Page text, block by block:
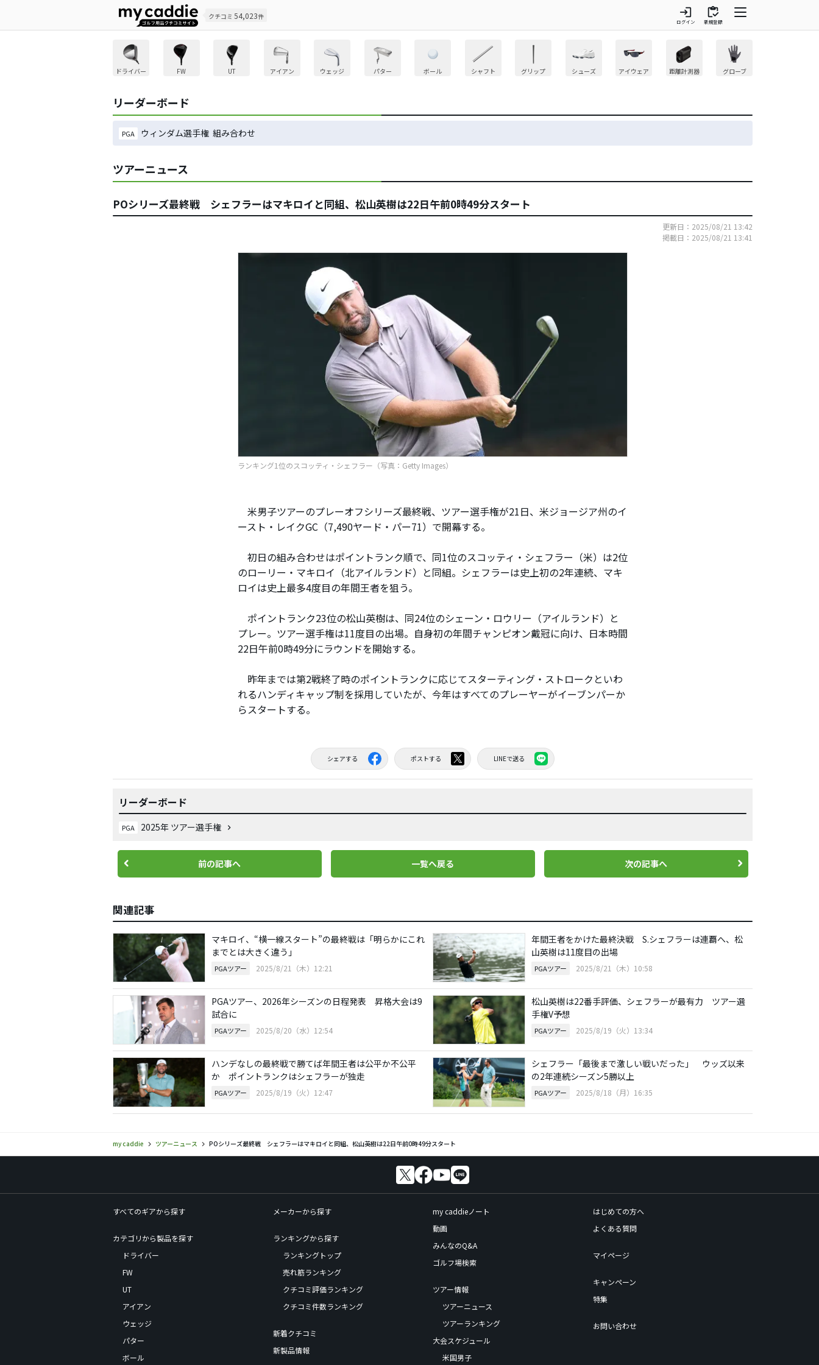
クチコミ 54,023件 login
ログイン
inventory
新規登録
ドライバー FW UT アイアン ウェッジ パター ボール シャフト グリップ シューズ アイウェア 距離計測器 グローブ
リーダーボード
PGA ウィンダム選手権 組み合わせ
ツアーニュース
POシリーズ最終戦 シェフラーはマキロイと同組、松山英樹は22日午前0時49分スタート
更新日：2025/08/21 13:42
掲載日：2025/08/21 13:41
ランキング1位のスコッティ・シェフラー（写真：Getty Images）
米男子ツアーのプレーオフシリーズ最終戦、ツアー選手権が21日、米ジョージア州のイ
ースト・レイクGC（7,490ヤード・パー71）で開幕する。
初日の組み合わせはポイントランク順で、同1位のスコッティ・シェフラー（米）は2位
のローリー・マキロイ（北アイルランド）と同組。シェフラーは史上初の2年連続、マキ
ロイは史上最多4度目の年間王者を狙う。
ポイントランク23位の松山英樹は、同24位のシェーン・ロウリー（アイルランド）と
プレー。ツアー選手権は11度目の出場。自身初の年間チャンピオン戴冠に向け、日本時間
22日午前0時49分にラウンドを開始する。
昨年までは第2戦終了時のポイントランクに応じてスターティング・ストロークといわ
れるハンディキャップ制を採用していたが、今年はすべてのプレーヤーがイーブンパーか
らスタートする。
シェアする ポストする LINEで送る
リーダーボード
PGA 2025年 ツアー選手権
前の記事へ 一覧へ戻る 次の記事へ
関連記事
マキロイ、“横一線スタート”の最終戦は「明らかにこれ
までとは大きく違う」
PGAツアー 2025/8/21（木）12:21
年間王者をかけた最終決戦 S.シェフラーは連覇へ、松
山英樹は11度目の出場
PGAツアー 2025/8/21（木）10:58
PGAツアー、2026年シーズンの日程発表 昇格大会は9
試合に
PGAツアー 2025/8/20（水）12:54
松山英樹は22番手評価、シェフラーが最有力 ツアー選
手権V予想
PGAツアー 2025/8/19（火）13:34
ハンデなしの最終戦で勝てば年間王者は公平か不公平
か ポイントランクはシェフラーが独走
PGAツアー 2025/8/19（火）12:47
シェフラー「最後まで激しい戦いだった」 ウッズ以来
の2年連続シーズン5勝以上
PGAツアー 2025/8/18（月）16:35
my caddie ツアーニュース POシリーズ最終戦 シェフラーはマキロイと同組、松山英樹は22日午前0時49分スタート
すべてのギアから探す
カテゴリから製品を探す
ドライバー
FW
UT
アイアン
ウェッジ
パター
ボール
メーカーから探す
ランキングから探す
ランキングトップ
売れ筋ランキング
クチコミ評価ランキング
クチコミ件数ランキング
新着クチコミ
新製品情報
my caddieノート
動画
みんなのQ&A
ゴルフ場検索
ツアー情報
ツアーニュース
ツアーランキング
大会スケジュール
米国男子
はじめての方へ
よくある質問
マイページ
キャンペーン
特集
お問い合わせ